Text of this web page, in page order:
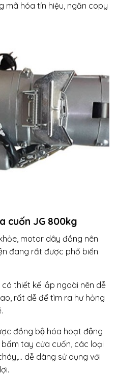
mã hóa tín hiệu, ngăn copy
cuốn JG 800kg
motor dây đồng nên
đang rất được phổ biến
có thiết kế lắp ngoài nên dễ
rất dễ để tìm ra hư hỏng
đồng bộ hóa hoạt động
tay cửa cuốn, các loại
dễ dàng sử dụng với